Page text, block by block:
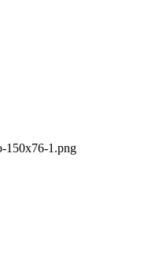
150x76-1.png